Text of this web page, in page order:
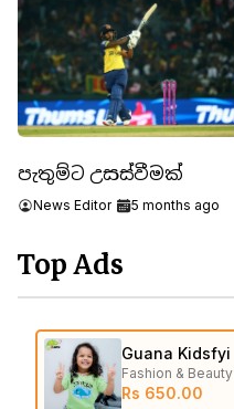
පැතුම්ට උසස්වීමක්
News Editor 5 months ago
Top Ads
Guana Kidsfyi
Fashion & Beauty
Rs 650.00